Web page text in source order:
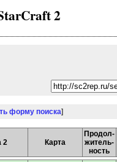
2
форму поиска]
2 Карта
Продол-
житель-
ность